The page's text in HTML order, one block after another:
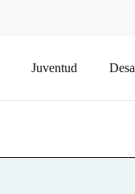
Juventud